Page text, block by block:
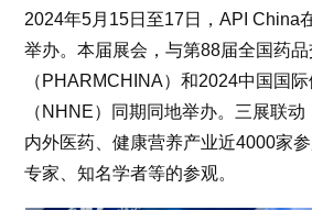
2024年5月15日至17日，API China
举办。本届展会，与第88届全国药品
（PHARMCHINA）和2024中国国
（NHNE）同期同地举办。三展联
内外医药、健康营养产业近4000家
专家、知名学者等的参观。